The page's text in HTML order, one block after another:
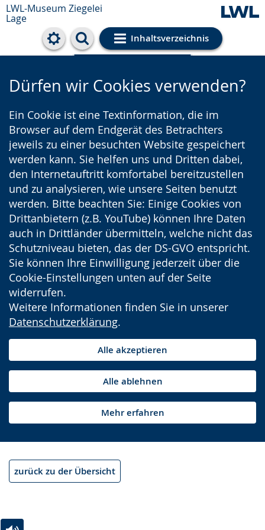
LWL-Museum Ziegelei
Lage
Inhaltsverzeichnis
Cookie-Einstellungen
Dürfen wir Cookies verwenden?
Ein Cookie ist eine Textinformation, die im
Browser auf dem Endgerät des Betrachters
jeweils zu einer besuchten Website gespeichert
werden kann. Sie helfen uns und Dritten dabei,
den Internetauftritt komfortabel bereitzustellen
und zu analysieren, wie unsere Seiten benutzt
werden. Bitte beachten Sie: Einige Cookies von
Drittanbietern (z.B. YouTube) können Ihre Daten
auch in Drittländer übermitteln, welche nicht das
Schutzniveau bieten, das der DS-GVO entspricht.
Sie können Ihre Einwilligung jederzeit über die
Cookie-Einstellungen unten auf der Seite
widerrufen.
Weitere Informationen finden Sie in unserer
Datenschutzerklärung.
Alle akzeptieren
Alle ablehnen
Mehr erfahren
zurück zu der Übersicht